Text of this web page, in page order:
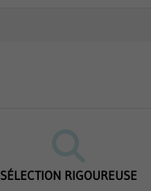
SÉLECTION RIGOUREUSE